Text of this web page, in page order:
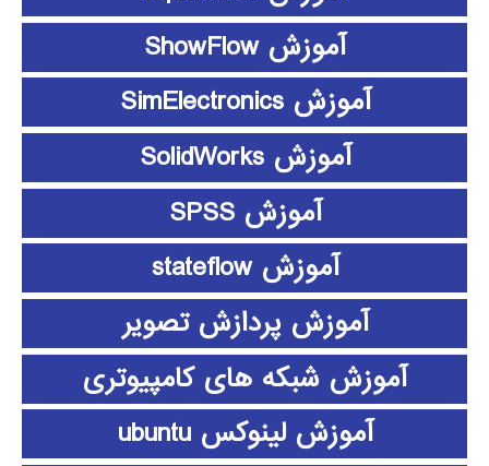
آموزش ShowFlow
آموزش SimElectronics
آموزش SolidWorks
آموزش SPSS
آموزش stateflow
آموزش پردازش تصویر
آموزش شبکه های کامپیوتری
آموزش لینوکس ubuntu